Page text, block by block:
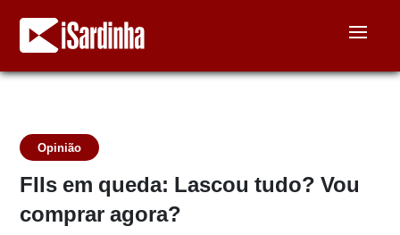
Opinião
FIIs em queda: Lascou tudo? Vou
comprar agora?